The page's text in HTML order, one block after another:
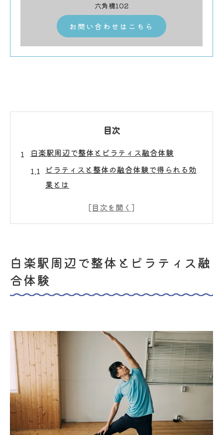
六角橋102
お問い合わせはこちら
目次
白楽駅周辺で整体とピラティス融合体験
ピラティスと整体の融合体験で得られる効
果とは
ピラティス初心者も安心できる整体体験の
流れ
整体とピラティスで実感する体調改善のヒ
パーソナル指導で身体の歪みを根本改善
ピラティスのパーソナル指導で歪み根本ケ
ア
整体目線の個別ピラティスが体を変える理
由
ピラティスパーソナル指導の整体効果を解
説
白楽駅周辺で整体とピラティス融
合体験